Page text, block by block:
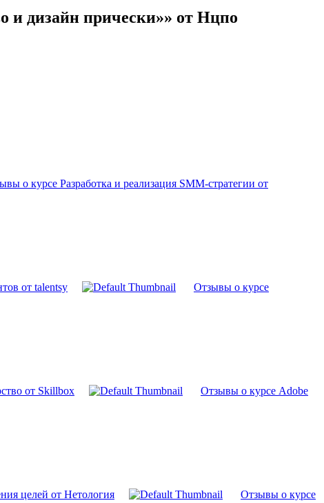
и дизайн прически»» от Нцпо
о курсе Разработка и реализация SMM-стратегии от
от talentsy Отзывы о курсе
от Skillbox Отзывы о курсе Adobe
целей от Нетология Отзывы о курсе